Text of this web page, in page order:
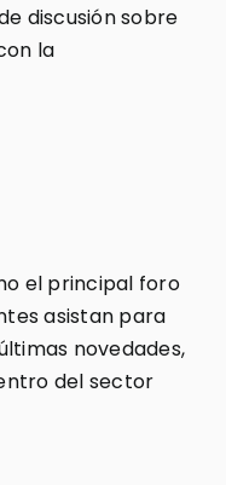
discusión sobre
la
el principal foro
asistan para
novedades,
del sector